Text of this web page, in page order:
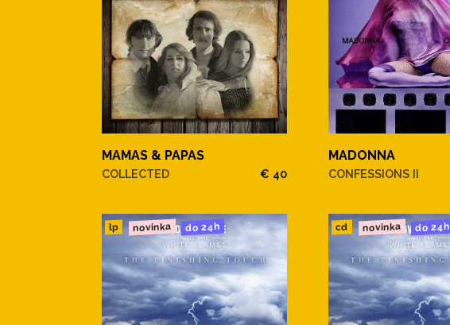
MAMAS & PAPAS
COLLECTED € 40
MADONNA
CONFESSIONS II
lp novinka do 24h cd novinka do 24h